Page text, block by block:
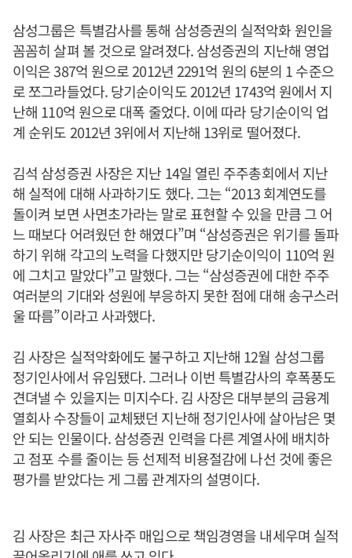
삼성그룹은 특별감사를 통해 삼성증권의 실적악화 원인을
꼼꼼히 살펴 볼 것으로 알려졌다. 삼성증권의 지난해 영업
이익은 387억 원으로 2012년 2291억 원의 6분의 1 수준으
로 쪼그라들었다. 당기순이익도 2012년 1743억 원에서 지
난해 110억 원으로 대폭 줄었다. 이에 따라 당기순이익 업
계 순위도 2012년 3위에서 지난해 13위로 떨어졌다.
김석 삼성증권 사장은 지난 14일 열린 주주총회에서 지난
해 실적에 대해 사과하기도 했다. 그는 “2013 회계연도를
돌이켜 보면 사면초가라는 말로 표현할 수 있을 만큼 그 어
느 때보다 어려웠던 한 해였다”며 “삼성증권은 위기를 돌파
하기 위해 각고의 노력을 다했지만 당기순이익이 110억 원
에 그치고 말았다”고 말했다. 그는 “삼성증권에 대한 주주
여러분의 기대와 성원에 부응하지 못한 점에 대해 송구스러
울 따름”이라고 사과했다.
김 사장은 실적악화에도 불구하고 지난해 12월 삼성그룹
정기인사에서 유임됐다. 그러나 이번 특별감사의 후폭풍도
견뎌낼 수 있을지는 미지수다. 김 사장은 대부분의 금융계
열회사 수장들이 교체됐던 지난해 정기인사에 살아남은 몇
안 되는 인물이다. 삼성증권 인력을 다른 계열사에 배치하
고 점포 수를 줄이는 등 선제적 비용절감에 나선 것에 좋은
평가를 받았다는 게 그룹 관계자의 설명이다.
김 사장은 최근 자사주 매입으로 책임경영을 내세우며 실적